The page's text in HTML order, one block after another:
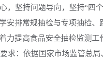
，坚持问题导向，坚持“四
安排常规抽检与专项抽检
力提高食品安全抽检监测
求：依据国家市场监管总